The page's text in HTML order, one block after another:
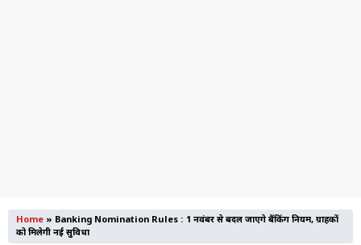
Home » Banking Nomination Rules : 1 नवंबर से बदल जाएंगे बैंकिंग नियम, ग्राहकों
को मिलेगी नई सुविधा